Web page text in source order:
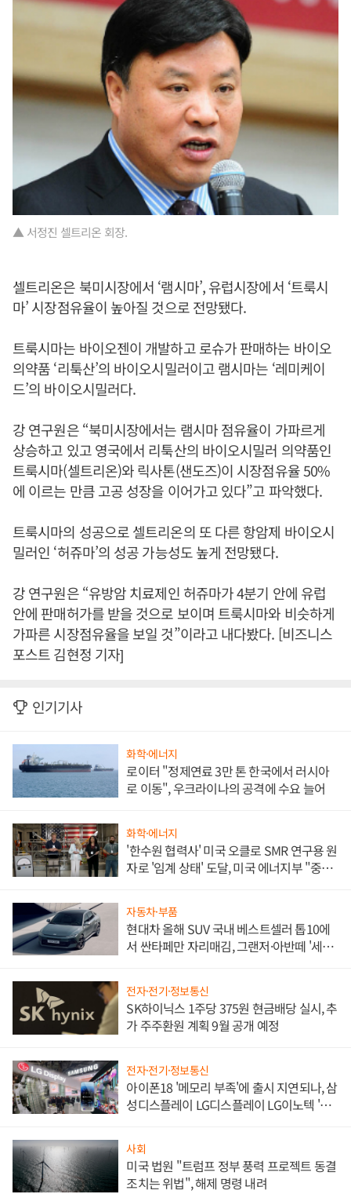
▲ 서정진 셀트리온 회장.
셀트리온은 북미시장에서 ‘램시마’, 유럽시장에서 ‘트룩시
마’ 시장점유율이 높아질 것으로 전망됐다.
트룩시마는 바이오젠이 개발하고 로슈가 판매하는 바이오
의약품 ‘리툭산’의 바이오시밀러이고 램시마는 ‘레미케이
드’의 바이오시밀러다.
강 연구원은 “북미시장에서는 램시마 점유율이 가파르게
상승하고 있고 영국에서 리툭산의 바이오시밀러 의약품인
트룩시마(셀트리온)와 릭사톤(샌도즈)이 시장점유율 50%
에 이르는 만큼 고공 성장을 이어가고 있다”고 파악했다.
트룩시마의 성공으로 셀트리온의 또 다른 항암제 바이오시
밀러인 ‘허쥬마’의 성공 가능성도 높게 전망됐다.
강 연구원은 “유방암 치료제인 허쥬마가 4분기 안에 유럽
안에 판매허가를 받을 것으로 보이며 트룩시마와 비슷하게
가파른 시장점유율을 보일 것”이라고 내다봤다. [비즈니스
포스트 김현정 기자]
인기기사
화학·에너지
로이터 "정제연료 3만 톤 한국에서 러시아
로 이동", 우크라이나의 공격에 수요 늘어
화학·에너지
'한수원 협력사' 미국 오클로 SMR 연구용 원
자로 '임계 상태' 도달, 미국 에너지부 "중요
자동차·부품
현대차 올해 SUV 국내 베스트셀러 톱10에
서 싼타페만 자리매김, 그랜저·아반떼 '세단
전자·전기·정보통신
SK하이닉스 1주당 375원 현금배당 실시, 추
가 주주환원 계획 9월 공개 예정
전자·전기·정보통신
아이폰18 '메모리 부족'에 출시 지연되나, 삼
성디스플레이 LG디스플레이 LG이노텍 '탈
사회
미국 법원 "트럼프 정부 풍력 프로젝트 동결
조치는 위법", 해제 명령 내려